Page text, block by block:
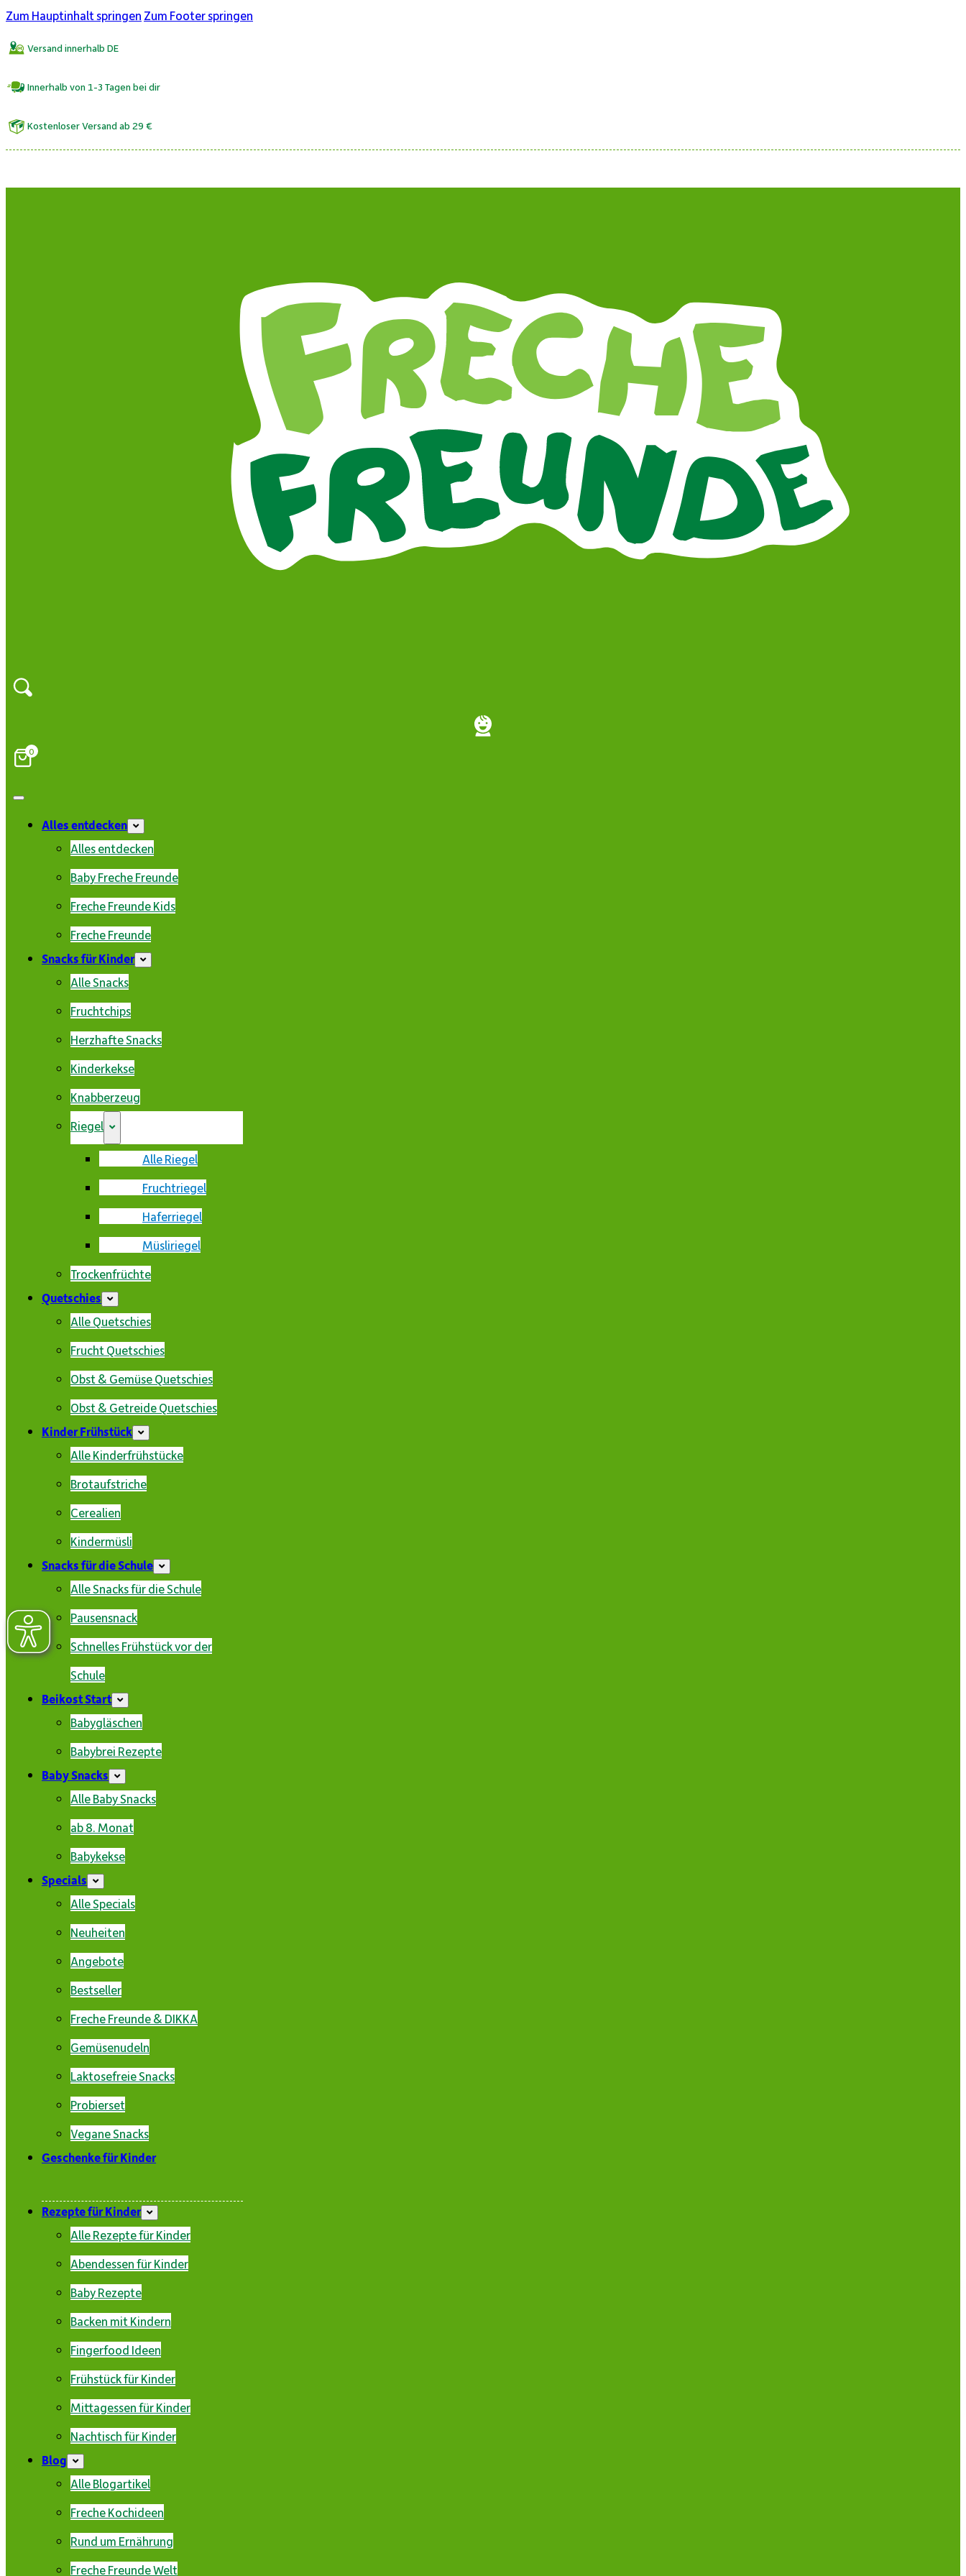
Zum Hauptinhalt springen Zum Footer springen
Versand innerhalb DE
Innerhalb von 1-3 Tagen bei dir
Kostenloser Versand ab 29 €
0
Alles entdecken
Alles entdecken
Baby Freche Freunde
Freche Freunde Kids
Freche Freunde
Snacks für Kinder
Alle Snacks
Fruchtchips
Herzhafte Snacks
Kinderkekse
Knabberzeug
Riegel
Alle Riegel
Fruchtriegel
Haferriegel
Müsliriegel
Trockenfrüchte
Quetschies
Alle Quetschies
Frucht Quetschies
Obst & Gemüse Quetschies
Obst & Getreide Quetschies
Kinder Frühstück
Alle Kinderfrühstücke
Brotaufstriche
Cerealien
Kindermüsli
Snacks für die Schule
Alle Snacks für die Schule
Pausensnack
Schnelles Frühstück vor der
Schule
Beikost Start
Babygläschen
Babybrei Rezepte
Baby Snacks
Alle Baby Snacks
ab 8. Monat
Babykekse
Specials
Alle Specials
Neuheiten
Angebote
Bestseller
Freche Freunde & DIKKA
Gemüsenudeln
Laktosefreie Snacks
Probierset
Vegane Snacks
Geschenke für Kinder
Rezepte für Kinder
Alle Rezepte für Kinder
Abendessen für Kinder
Baby Rezepte
Backen mit Kindern
Fingerfood Ideen
Frühstück für Kinder
Mittagessen für Kinder
Nachtisch für Kinder
Blog
Alle Blogartikel
Freche Kochideen
Rund um Ernährung
Freche Freunde Welt